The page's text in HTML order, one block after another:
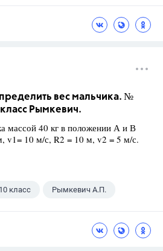
вес мальчика. №
Рымкевич.
массой 40 кг в положении А и В
v1= 10 м/с, R2 = 10 м, v2 = 5 м/с.
10 класс Рымкевич А.П.